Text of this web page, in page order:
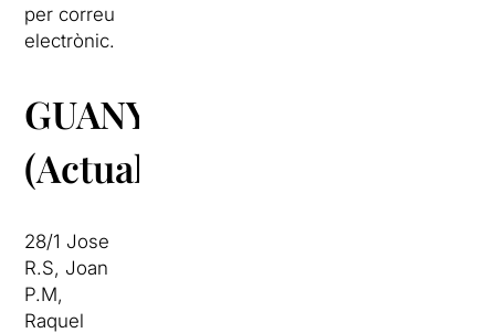
per correu
electrònic.
GUANYADORS
(Actualitzat)
28/1 Jose
R.S, Joan
P.M,
Raquel